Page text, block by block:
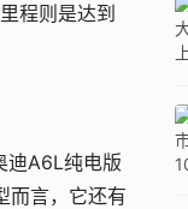
程则是达到
迪A6L纯电版
而言，它还有